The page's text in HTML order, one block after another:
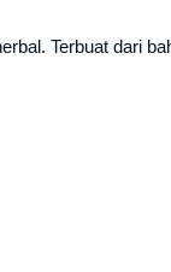
Terbuat dari